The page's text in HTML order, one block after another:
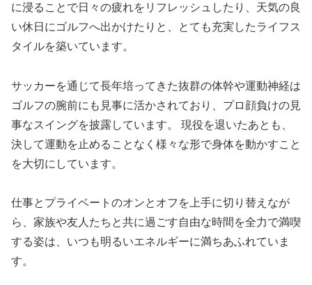
に浸ることで日々の疲れをリフレッシュしたり、天気の良
い休日にゴルフへ出かけたりと、とても充実したライフス
タイルを築いています。
サッカーを通じて長年培ってきた抜群の体幹や運動神経は
ゴルフの腕前にも見事に活かされており、プロ顔負けの見
事なスイングを披露しています。 現役を退いたあとも、
決して運動を止めることなく様々な形で身体を動かすこと
を大切にしています。
仕事とプライベートのオンとオフを上手に切り替えなが
ら、家族や友人たちと共に過ごす自由な時間を全力で満喫
する姿は、いつも明るいエネルギーに満ちあふれていま
す。